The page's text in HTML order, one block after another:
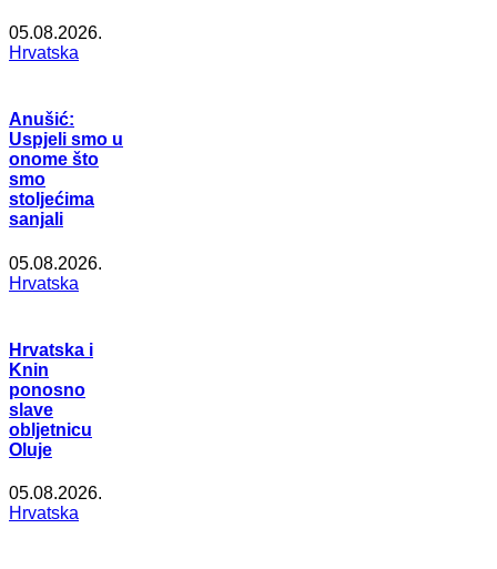
05.08.2026.
Hrvatska
Anušić:
Uspjeli smo u
onome što
smo
stoljećima
sanjali
05.08.2026.
Hrvatska
Hrvatska i
Knin
ponosno
slave
obljetnicu
Oluje
05.08.2026.
Hrvatska